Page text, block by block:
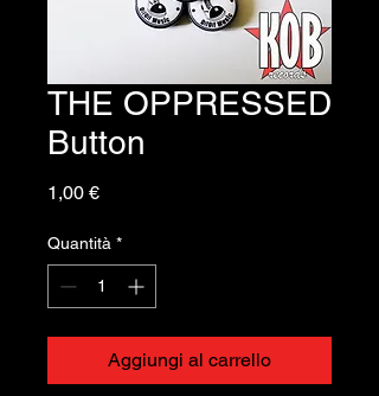
THE OPPRESSED
Button
1,00 €Prezzo
Quantità *
Aggiungi al carrello